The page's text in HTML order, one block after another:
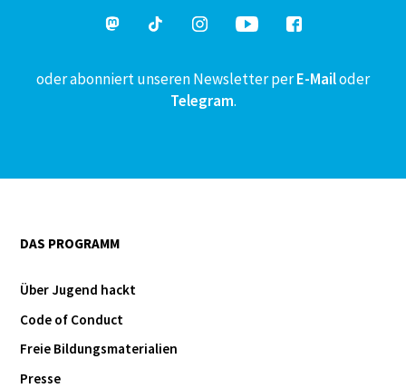
oder abonniert unseren Newsletter perE-Mailoder
Telegram.
DAS PROGRAMM
Über Jugend hackt
Code of Conduct
Freie Bildungsmaterialien
Presse